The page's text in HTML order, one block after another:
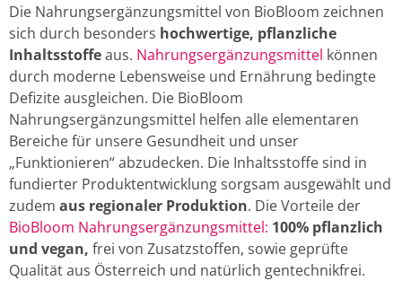
Die Nahrungsergänzungsmittel von BioBloom zeichnen
sich durch besonders hochwertige, pflanzliche
Inhaltsstoffeaus. Nahrungsergänzungsmittel können
durch moderne Lebensweise und Ernährung bedingte
Defizite ausgleichen. Die BioBloom
Nahrungsergänzungsmittel helfen alle elementaren
Bereiche für unsere Gesundheit und unser
„Funktionieren“ abzudecken. Die Inhaltsstoffe sind in
fundierter Produktentwicklung sorgsam ausgewählt und
zudem aus regionaler Produktion. Die Vorteile der
BioBloom Nahrungsergänzungsmittel: 100% pflanzlich
und vegan, frei von Zusatzstoffen, sowie geprüfte
Qualität aus Österreich und natürlich gentechnikfrei.